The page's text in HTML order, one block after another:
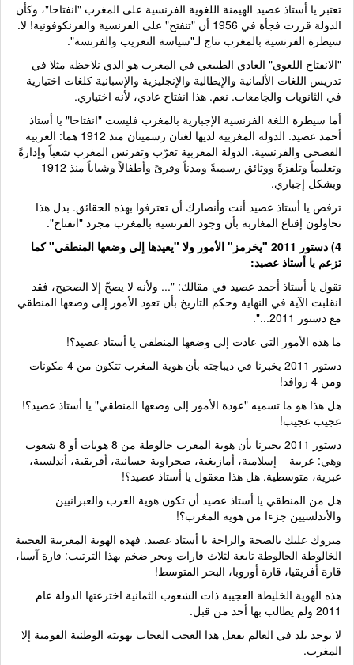
تعتبر يا أستاذ عصيد الهيمنة اللغوية الفرنسية على المغرب "انفتاحا"، وكأن
الدولة قررت فجأة في 1956 أن "تنفتح" على الفرنسية والفرنكوفونية! لا.
سيطرة الفرنسية بالمغرب نتاج لـ"سياسة التعريب والفرنسة".
"الانفتاح اللغوي" العادي الطبيعي في المغرب هو الذي نلاحظه مثلا في
تدريس اللغات الألمانية والإيطالية والإنجليزية والإسبانية كلغات اختيارية
في الثانويات والجامعات. نعم. هذا انفتاح عادي، لأنه اختياري.
أما سيطرة اللغة الفرنسية الإجبارية بالمغرب فليست "انفتاحا" يا أستاذ
أحمد عصيد. الدولة المغربية لديها لغتان رسميتان منذ 1912 هما: العربية
الفصحى والفرنسية. الدولة المغربية تعرّب وتفرنس المغرب شعباً وإدارةً
وتعليماً وتلفزةً ووثائق رسميةً ومدناً وقرىً وأطفالاً وشباباً منذ 1912
وبشكل إجباري.
ترفض يا أستاذ عصيد أنت وأنصارك أن تعترفوا بهذه الحقائق. بدل هذا
تحاولون إقناع المغاربة بأن وجود الفرنسية بالمغرب مجرد "انفتاح".
4) دستور 2011 "يخرمز" الأمور ولا "يعيدها إلى وضعها المنطقي" كما
تزعم يا أستاذ عصيد:
تقول يا أستاذ أحمد عصيد في مقالك: "... ولأنه لا يصحّ إلا الصحيح، فقد
انقلبت الآية في النهاية وحكم التاريخ بأن تعود الأمور إلى وضعها المنطقي
مع دستور 2011...".
ما هذه الأمور التي عادت إلى وضعها المنطقي يا أستاذ عصيد؟!
دستور 2011 يخبرنا في ديباجته بأن هوية المغرب تتكون من 4 مكونات
ومن 4 روافد!
هل هذا هو ما تسميه "عودة الأمور إلى وضعها المنطقي" يا أستاذ عصيد؟!
عجيب عجيب!
دستور 2011 يخبرنا بأن هوية المغرب خالوطة من 8 هويات أو 8 شعوب
وهي: عربية – إسلامية، أمازيغية، صحراوية حسانية، أفريقية، أندلسية،
عبرية، متوسطية. هل هذا معقول يا أستاذ عصيد؟!
هل من المنطقي يا أستاذ عصيد أن تكون هوية العرب والعبرانيين
والأندلسيين جزءا من هوية المغرب؟!
مبروك عليك بالصحة والراحة يا أستاذ عصيد. فهذه الهوية المغربية العجيبة
الخالوطة الجالوطة تابعة لثلاث قارات وبحر ضخم بهذا الترتيب: قارة آسيا،
قارة أفريقيا، قارة أوروبا، البحر المتوسط!
هذه الهوية الخليطة العجيبة ذات الشعوب الثمانية اخترعتها الدولة عام
2011 ولم يطالب بها أحد من قبل.
لا يوجد بلد في العالم يفعل هذا العجب العجاب بهويته الوطنية القومية إلا
المغرب.